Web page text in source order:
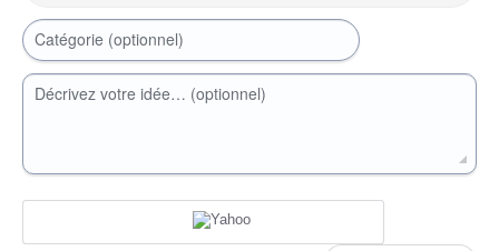
Catégorie (optionnel)
Décrivez votre idée… (optionnel)